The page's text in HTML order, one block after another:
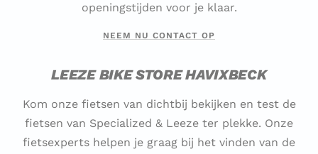
openingstijden voor je klaar.
NEEM NU CONTACT OP
LEEZE BIKE STORE HAVIXBECK
Kom onze fietsen van dichtbij bekijken en test de
fietsen van Specialized & Leeze ter plekke. Onze
fietsexperts helpen je graag bij het vinden van de